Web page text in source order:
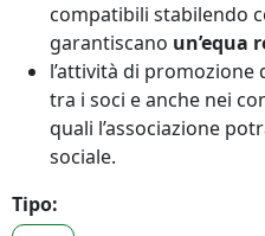
compatibili stabilendo
garantiscano un’equa
l’attività di
tra i soci e anche nei
quali l’associazione
sociale.
Tipo: